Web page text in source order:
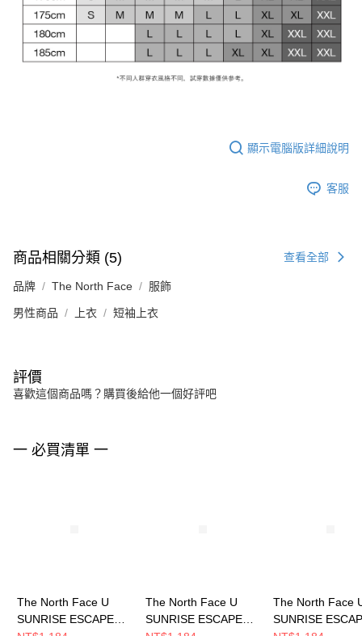
顯示電腦版詳細說明
客服
商品相關分類 (5) 查看全部
品牌 The North Face 服飾
男性商品 上衣 短袖上衣
評價
喜歡這個商品嗎？購買後給他一個好評吧
一 必買清單 一
The North Face U
SUNRISE ESCAPE
The North Face U
SUNRISE ESCAPE
The North Face
SUNRISE